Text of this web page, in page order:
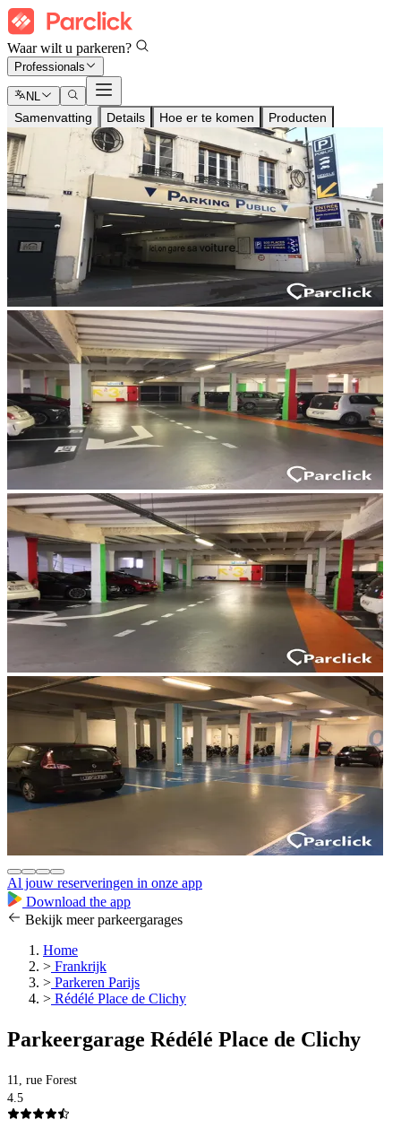
Waar wilt u parkeren?
Professionals
NL
Samenvatting Details Hoe er te komen Producten
Al jouw reserveringen in onze app
Download the app
Bekijk meer parkeergarages
Home
> Frankrijk
> Parkeren Parijs
> Rédélé Place de Clichy
Parkeergarage Rédélé Place de Clichy
11, rue Forest
4.5